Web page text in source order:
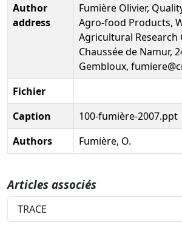
Author
address
Fumière Olivier,
Agro-food Products,
Agricultural Research
Chaussée de Namur,
Gembloux,
Fichier
Caption
100-fumière-2007.ppt
Authors
Fumière, O.
Articles associés
TRACE